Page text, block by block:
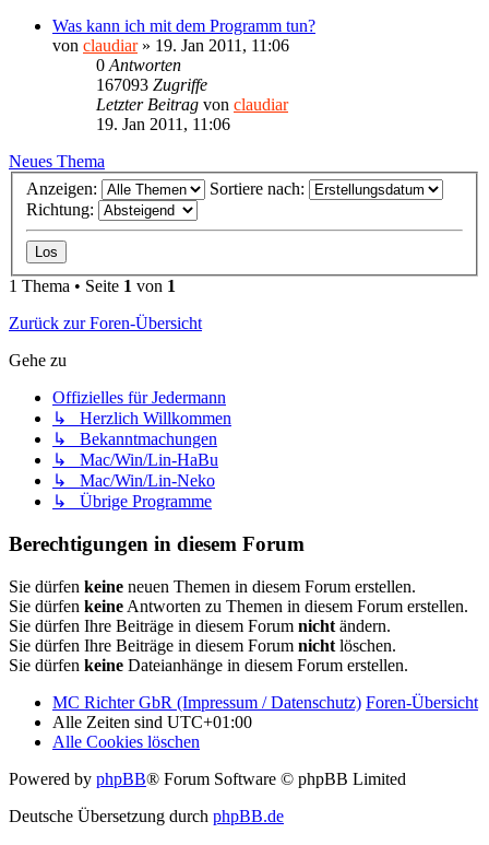
Was kann ich mit dem Programm tun?
von claudiar» 19. Jan 2011, 11:06
0 Antworten
167093 Zugriffe
Letzter Beitrag von claudiar
19. Jan 2011, 11:06
Neues Thema
Anzeigen:
Sortiere nach:
Richtung:
1 Thema • Seite 1 von 1
Zurück zur Foren-Übersicht
Gehe zu
Offizielles für Jedermann
↳ Herzlich Willkommen
↳ Bekanntmachungen
↳ Mac/Win/Lin-HaBu
↳ Mac/Win/Lin-Neko
↳ Übrige Programme
Berechtigungen in diesem Forum
Sie dürfen keine neuen Themen in diesem Forum erstellen.
Sie dürfen keine Antworten zu Themen in diesem Forum erstellen.
Sie dürfen Ihre Beiträge in diesem Forum nicht ändern.
Sie dürfen Ihre Beiträge in diesem Forum nicht löschen.
Sie dürfen keine Dateianhänge in diesem Forum erstellen.
MC Richter GbR (Impressum / Datenschutz) Foren-Übersicht
Alle Zeiten sind UTC+01:00
Alle Cookies löschen
Powered by phpBB® Forum Software © phpBB Limited
Deutsche Übersetzung durch phpBB.de